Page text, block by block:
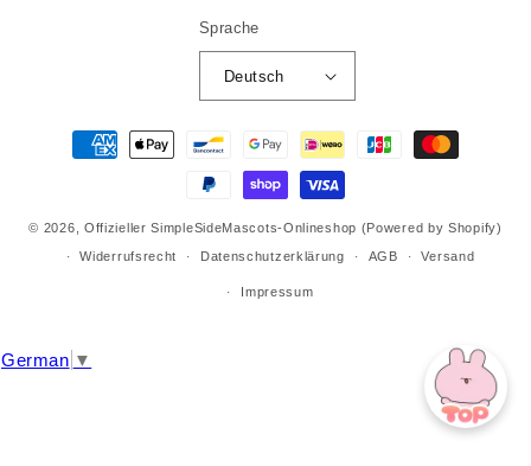
Sprache
Deutsch
Zahlungsmethoden
© 2026, Offizieller SimpleSideMascots-Onlineshop (Powered by Shopify)
Widerrufsrecht
Datenschutzerklärung AGB Versand
Impressum
German ▼